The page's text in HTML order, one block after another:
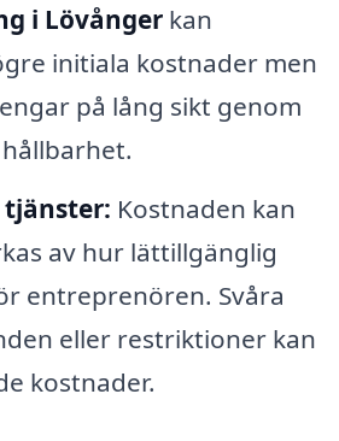
i Lövångerkan
initiala kostnader men
på lång sikt genom
Kostnaden kan
av hur lättillgänglig
entreprenören. Svåra
eller restriktioner kan
kostnader.